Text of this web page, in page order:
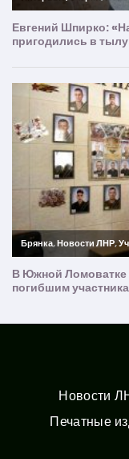
Новости
Печатные